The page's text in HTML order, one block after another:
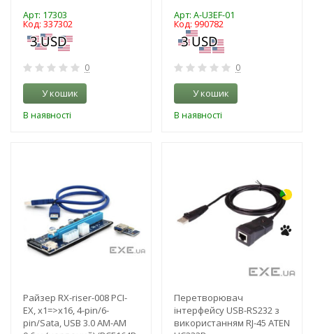
Арт: 17303
Код: 337302
0
У кошик
В наявності
Арт: A-U3EF-01
Код: 990782
0
У кошик
В наявності
Райзер RX-riser-008 PCI-
EX, x1=>x16, 4-pin/6-
pin/Sata, USB 3.0 AM-AM
Перетворювач
інтерфейсу USB-RS232 з
використанням RJ-45 ATEN